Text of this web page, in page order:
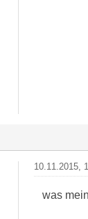
10.11.2015,
was